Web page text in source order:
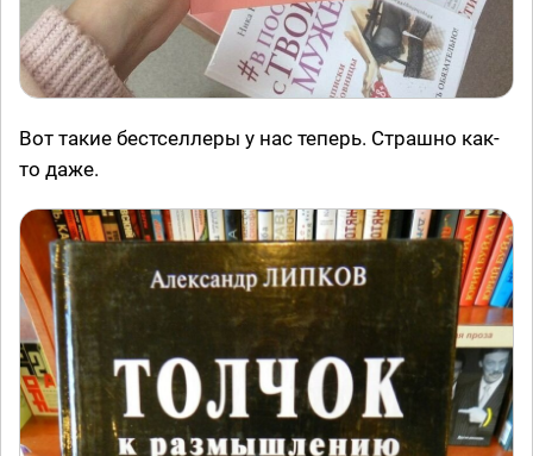
Вот такие бестселлеры у нас теперь. Страшно как-
то даже.